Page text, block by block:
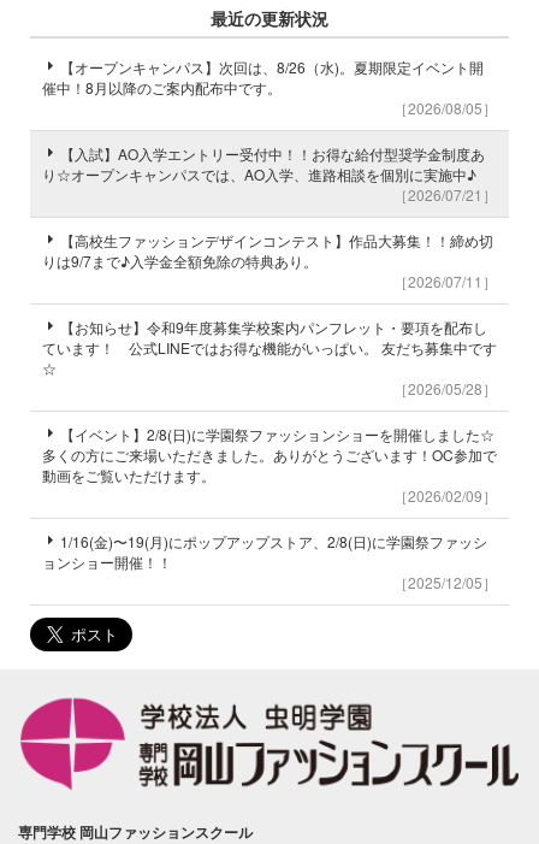
最近の更新状況
【オープンキャンパス】次回は、8/26（水)。夏期限定イベント開
催中！8月以降のご案内配布中です。
［2026/08/05］
【入試】AO入学エントリー受付中！！お得な給付型奨学金制度あ
り☆オープンキャンパスでは、AO入学、進路相談を個別に実施中♪
［2026/07/21］
【高校生ファッションデザインコンテスト】作品大募集！！締め切
りは9/7まで♪入学金全額免除の特典あり。
［2026/07/11］
【お知らせ】令和9年度募集学校案内パンフレット・要項を配布し
ています！ 公式LINEではお得な機能がいっぱい。 友だち募集中です
☆
［2026/05/28］
【イベント】2/8(日)に学園祭ファッションショーを開催しました☆
多くの方にご来場いただきました。ありがとうございます！OC参加で
動画をご覧いただけます。
［2026/02/09］
1/16(金)〜19(月)にポップアップストア、2/8(日)に学園祭ファッシ
ョンショー開催！！
［2025/12/05］
専門学校 岡山ファッションスクール